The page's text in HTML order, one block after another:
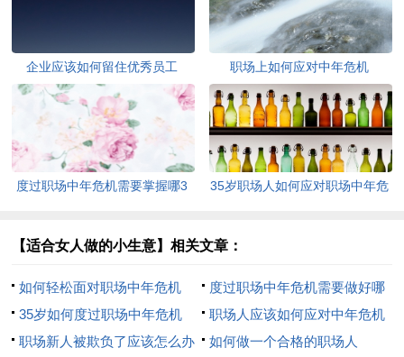
企业应该如何留住优秀员工 职场上如何应对中年危机
度过职场中年危机需要掌握哪3
35岁职场人如何应对职场中年危
【适合女人做的小生意】相关文章：
如何轻松面对职场中年危机
度过职场中年危机需要做好哪
3点
35岁如何度过职场中年危机
职场人应该如何应对中年危机
职场新人被欺负了应该怎么办
如何做一个合格的职场人